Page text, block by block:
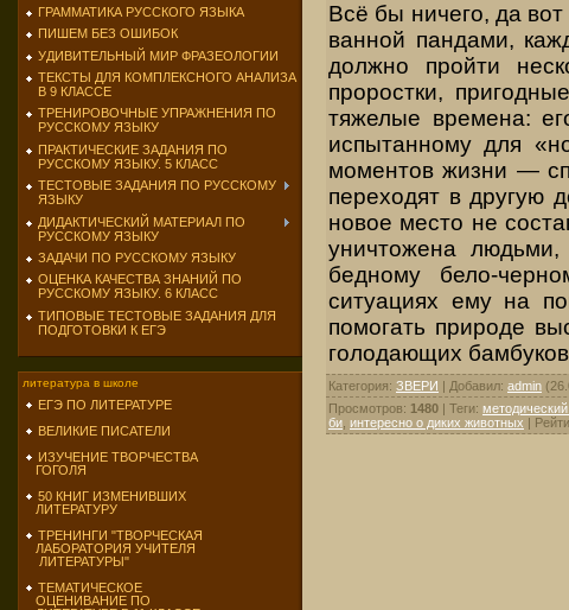
ГРАММАТИКА РУССКОГО ЯЗЫКА
ПИШЕМ БЕЗ ОШИБОК
УДИВИТЕЛЬНЫЙ МИР ФРАЗЕОЛОГИИ
ТЕКСТЫ ДЛЯ КОМПЛЕКСНОГО АНАЛИЗА
В 9 КЛАССЕ
ТРЕНИРОВОЧНЫЕ УПРАЖНЕНИЯ ПО
РУССКОМУ ЯЗЫКУ
ПРАКТИЧЕСКИЕ ЗАДАНИЯ ПО
РУССКОМУ ЯЗЫКУ. 5 КЛАСС
ТЕСТОВЫЕ ЗАДАНИЯ ПО РУССКОМУ
ЯЗЫКУ
ДИДАКТИЧЕСКИЙ МАТЕРИАЛ ПО
РУССКОМУ ЯЗЫКУ
ЗАДАЧИ ПО РУССКОМУ ЯЗЫКУ
ОЦЕНКА КАЧЕСТВА ЗНАНИЙ ПО
РУССКОМУ ЯЗЫКУ. 6 КЛАСС
ТИПОВЫЕ ТЕСТОВЫЕ ЗАДАНИЯ ДЛЯ
ПОДГОТОВКИ К ЕГЭ
литература в школе
ЕГЭ ПО ЛИТЕРАТУРЕ
ВЕЛИКИЕ ПИСАТЕЛИ
ИЗУЧЕНИЕ ТВОРЧЕСТВА
ГОГОЛЯ
50 КНИГ ИЗМЕНИВШИХ
ЛИТЕРАТУРУ
ТРЕНИНГИ "ТВОРЧЕСКАЯ
ЛАБОРАТОРИЯ УЧИТЕЛЯ
ЛИТЕРАТУРЫ"
ТЕМАТИЧЕСКОЕ
ОЦЕНИВАНИЕ ПО
Всё бы ничего, да
ванной пандами,
должно пройти
проростки,
тяжелые времена:
испытанному для
моментов жизни —
переходят в другую
новое место не
уничтожена людьми,
бедному бело-
ситуациях ему на
помогать природе
голодающих
Категория: ЗВЕРИ | Добавил: admin
Просмотров: 1480 | Теги:
би интересно о диких животных |